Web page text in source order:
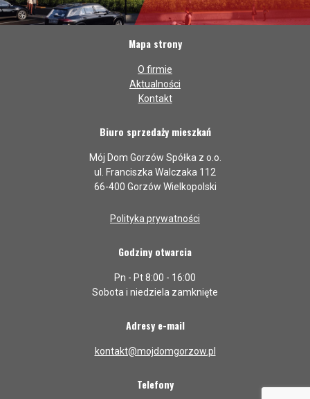
Mapa strony
O firmie
Aktualności
Kontakt
Biuro sprzedaży mieszkań
Mój Dom Gorzów Spółka z o.o.
ul. Franciszka Walczaka 112
66-400 Gorzów Wielkopolski
Polityka prywatności
Godziny otwarcia
Pn - Pt 8:00 - 16:00
Sobota i niedziela zamknięte
Adresy e-mail
kontakt@mojdomgorzow.pl
Telefony